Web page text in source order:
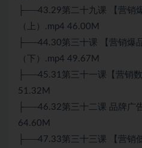
├──43.29第二十九课 【营销
（上）.mp4 46.00M
├──44.30第三十课 【营销爆
（下）.mp4 49.67M
├──45.31第三十一课【营销
51.32M
├──46.32第三十二课 品牌广
64.60M
├──47.33第三十三课 【营销